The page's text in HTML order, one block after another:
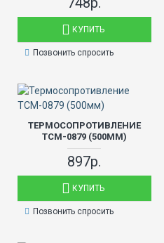
КУПИТЬ
Позвонить спросить
ТЕРМОСОПРОТИВЛЕНИЕ
ТСМ-0879 (500ММ)
897р.
КУПИТЬ
Позвонить спросить